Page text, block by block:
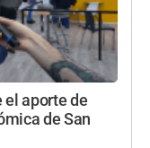
el aporte de
de San